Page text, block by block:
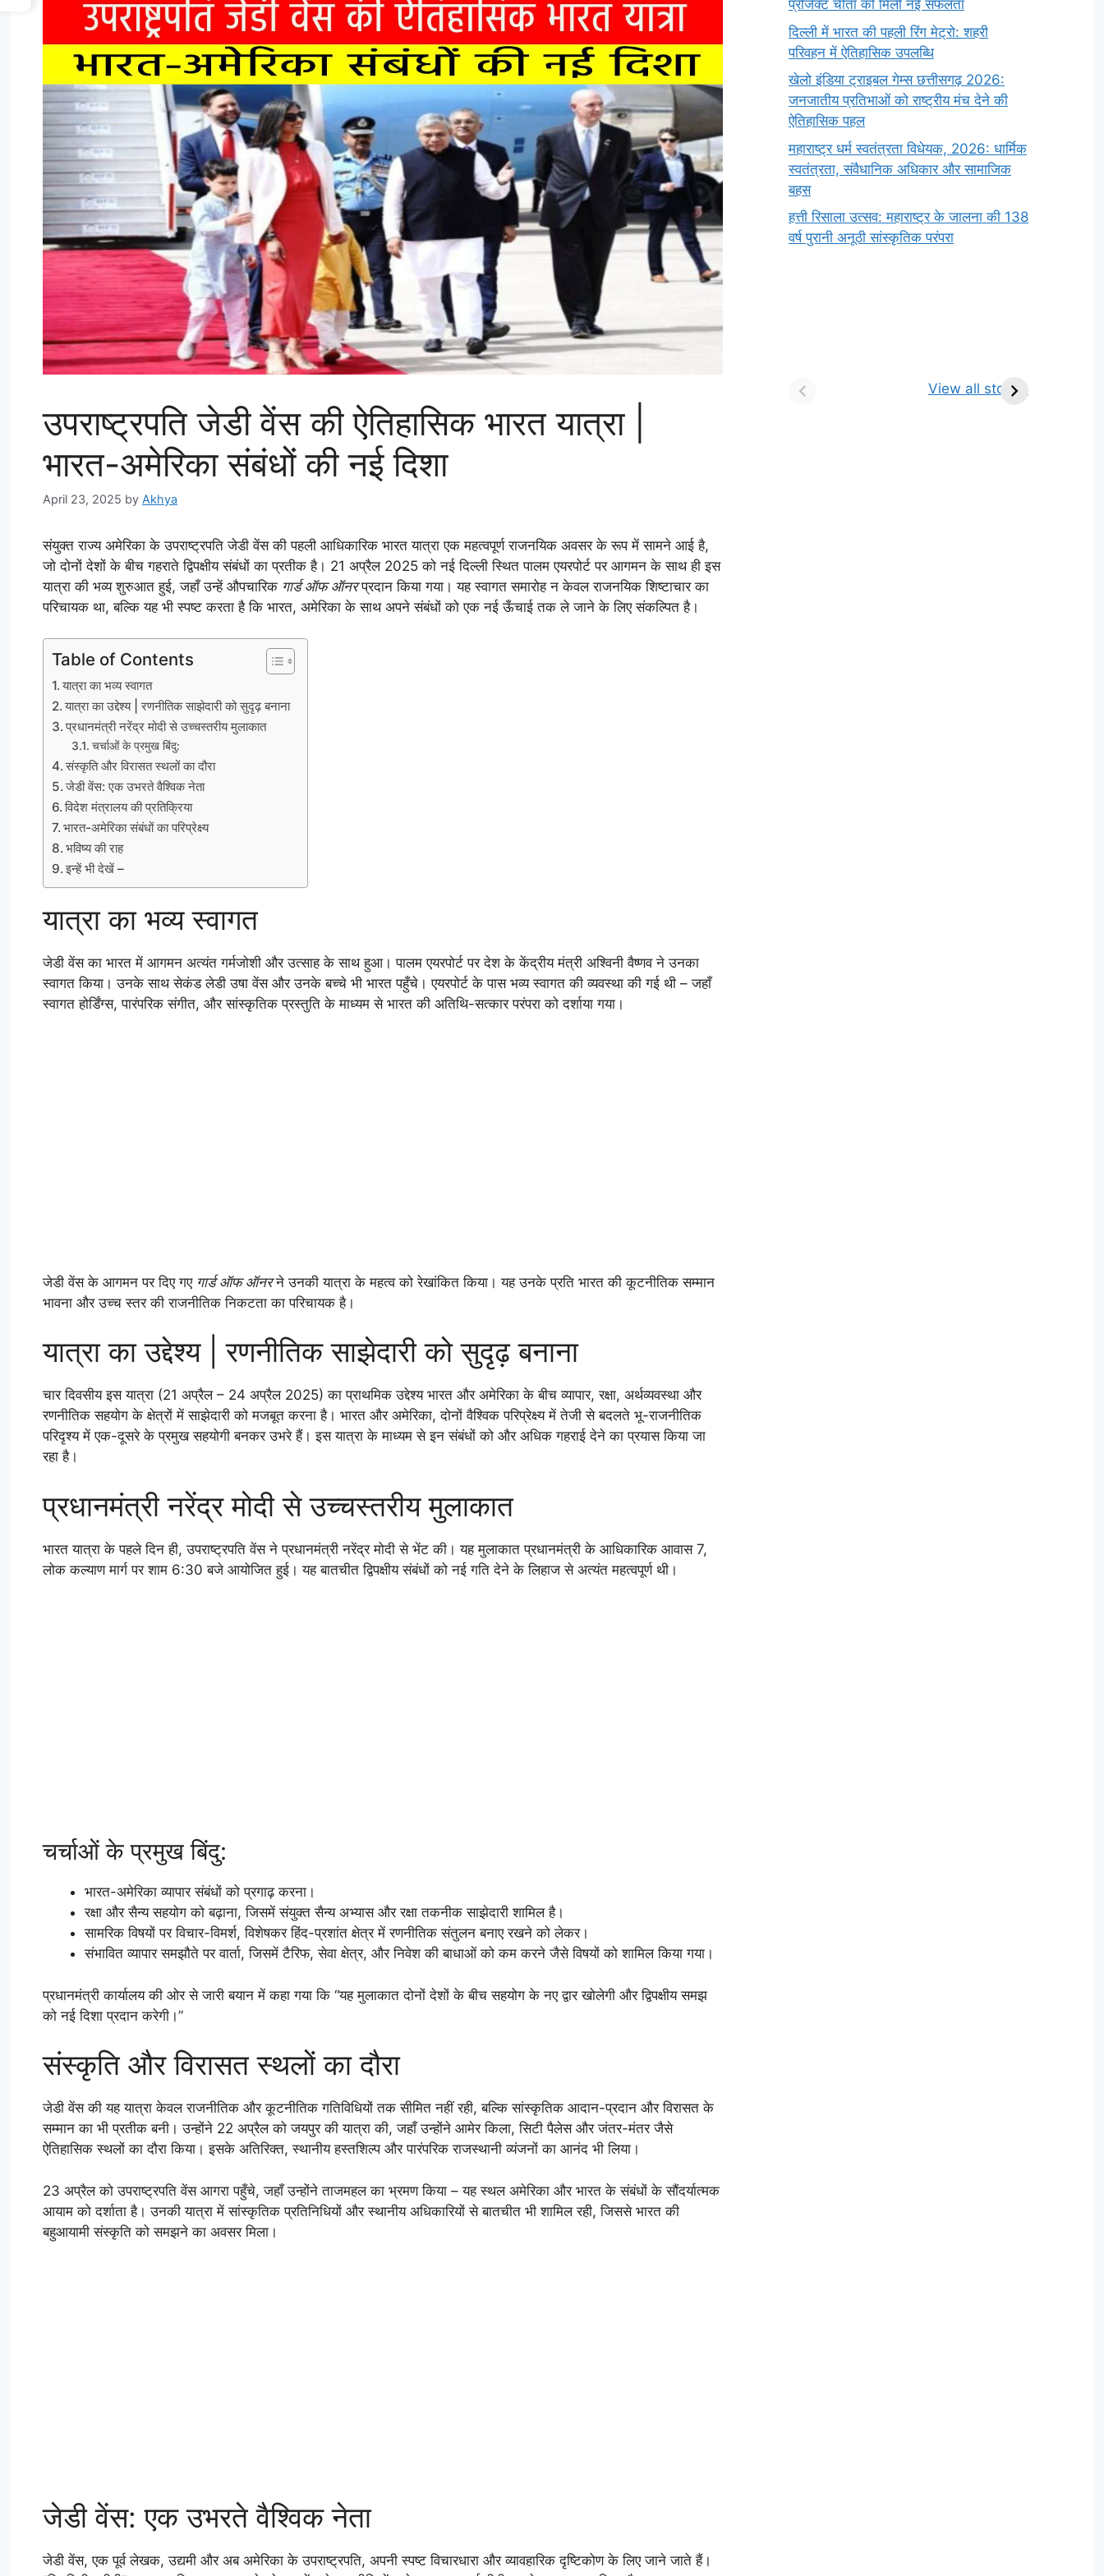
उपराष्ट्रपति जेडी वेंस की ऐतिहासिक भारत यात्रा |
भारत-अमेरिका संबंधों की नई दिशा
April 23, 2025 by Akhya
संयुक्त राज्य अमेरिका के उपराष्ट्रपति जेडी वेंस की पहली आधिकारिक भारत यात्रा एक महत्वपूर्ण राजनयिक अवसर के रूप में सामने आई है,
जो दोनों देशों के बीच गहराते द्विपक्षीय संबंधों का प्रतीक है। 21 अप्रैल 2025 को नई दिल्ली स्थित पालम एयरपोर्ट पर आगमन के साथ ही इस
यात्रा की भव्य शुरुआत हुई, जहाँ उन्हें औपचारिक गार्ड ऑफ ऑनरप्रदान किया गया। यह स्वागत समारोह न केवल राजनयिक शिष्टाचार का
परिचायक था, बल्कि यह भी स्पष्ट करता है कि भारत, अमेरिका के साथ अपने संबंधों को एक नई ऊँचाई तक ले जाने के लिए संकल्पित है।
Table of Contents
यात्रा का भव्य स्वागत
यात्रा का उद्देश्य | रणनीतिक साझेदारी को सुदृढ़ बनाना
प्रधानमंत्री नरेंद्र मोदी से उच्चस्तरीय मुलाकात
चर्चाओं के प्रमुख बिंदु:
संस्कृति और विरासत स्थलों का दौरा
जेडी वेंस: एक उभरते वैश्विक नेता
विदेश मंत्रालय की प्रतिक्रिया
भारत-अमेरिका संबंधों का परिप्रेक्ष्य
भविष्य की राह
इन्हें भी देखें –
यात्रा का भव्य स्वागत
जेडी वेंस का भारत में आगमन अत्यंत गर्मजोशी और उत्साह के साथ हुआ। पालम एयरपोर्ट पर देश के केंद्रीय मंत्री अश्विनी वैष्णव ने उनका
स्वागत किया। उनके साथ सेकंड लेडी उषा वेंस और उनके बच्चे भी भारत पहुँचे। एयरपोर्ट के पास भव्य स्वागत की व्यवस्था की गई थी – जहाँ
स्वागत होर्डिंग्स, पारंपरिक संगीत, और सांस्कृतिक प्रस्तुति के माध्यम से भारत की अतिथि-सत्कार परंपरा को दर्शाया गया।
जेडी वेंस के आगमन पर दिए गए गार्ड ऑफ ऑनरने उनकी यात्रा के महत्व को रेखांकित किया। यह उनके प्रति भारत की कूटनीतिक सम्मान
भावना और उच्च स्तर की राजनीतिक निकटता का परिचायक है।
यात्रा का उद्देश्य | रणनीतिक साझेदारी को सुदृढ़ बनाना
चार दिवसीय इस यात्रा (21 अप्रैल – 24 अप्रैल 2025) का प्राथमिक उद्देश्य भारत और अमेरिका के बीच व्यापार, रक्षा, अर्थव्यवस्था और
रणनीतिक सहयोग के क्षेत्रों में साझेदारी को मजबूत करना है। भारत और अमेरिका, दोनों वैश्विक परिप्रेक्ष्य में तेजी से बदलते भू-राजनीतिक
परिदृश्य में एक-दूसरे के प्रमुख सहयोगी बनकर उभरे हैं। इस यात्रा के माध्यम से इन संबंधों को और अधिक गहराई देने का प्रयास किया जा
रहा है।
प्रधानमंत्री नरेंद्र मोदी से उच्चस्तरीय मुलाकात
भारत यात्रा के पहले दिन ही, उपराष्ट्रपति वेंस ने प्रधानमंत्री नरेंद्र मोदी से भेंट की। यह मुलाकात प्रधानमंत्री के आधिकारिक आवास 7,
लोक कल्याण मार्ग पर शाम 6:30 बजे आयोजित हुई। यह बातचीत द्विपक्षीय संबंधों को नई गति देने के लिहाज से अत्यंत महत्वपूर्ण थी।
चर्चाओं के प्रमुख बिंदु:
भारत-अमेरिका व्यापार संबंधों को प्रगाढ़ करना।
रक्षा और सैन्य सहयोग को बढ़ाना, जिसमें संयुक्त सैन्य अभ्यास और रक्षा तकनीक साझेदारी शामिल है।
सामरिक विषयों पर विचार-विमर्श, विशेषकर हिंद-प्रशांत क्षेत्र में रणनीतिक संतुलन बनाए रखने को लेकर।
संभावित व्यापार समझौते पर वार्ता, जिसमें टैरिफ, सेवा क्षेत्र, और निवेश की बाधाओं को कम करने जैसे विषयों को शामिल किया गया।
प्रधानमंत्री कार्यालय की ओर से जारी बयान में कहा गया कि “यह मुलाकात दोनों देशों के बीच सहयोग के नए द्वार खोलेगी और द्विपक्षीय समझ
को नई दिशा प्रदान करेगी।”
संस्कृति और विरासत स्थलों का दौरा
जेडी वेंस की यह यात्रा केवल राजनीतिक और कूटनीतिक गतिविधियों तक सीमित नहीं रही, बल्कि सांस्कृतिक आदान-प्रदान और विरासत के
सम्मान का भी प्रतीक बनी। उन्होंने 22 अप्रैल को जयपुर की यात्रा की, जहाँ उन्होंने आमेर किला, सिटी पैलेस और जंतर-मंतर जैसे
ऐतिहासिक स्थलों का दौरा किया। इसके अतिरिक्त, स्थानीय हस्तशिल्प और पारंपरिक राजस्थानी व्यंजनों का आनंद भी लिया।
23 अप्रैल को उपराष्ट्रपति वेंस आगरा पहुँचे, जहाँ उन्होंने ताजमहल का भ्रमण किया – यह स्थल अमेरिका और भारत के संबंधों के सौंदर्यात्मक
आयाम को दर्शाता है। उनकी यात्रा में सांस्कृतिक प्रतिनिधियों और स्थानीय अधिकारियों से बातचीत भी शामिल रही, जिससे भारत की
बहुआयामी संस्कृति को समझने का अवसर मिला।
जेडी वेंस: एक उभरते वैश्विक नेता
जेडी वेंस, एक पूर्व लेखक, उद्यमी और अब अमेरिका के उपराष्ट्रपति, अपनी स्पष्ट विचारधारा और व्यावहारिक दृष्टिकोण के लिए जाने जाते हैं।
प्रोजेक्ट चीता को मिली नई सफलता
दिल्ली में भारत की पहली रिंग मेट्रो: शहरी
परिवहन में ऐतिहासिक उपलब्धि
खेलो इंडिया ट्राइबल गेम्स छत्तीसगढ़ 2026:
जनजातीय प्रतिभाओं को राष्ट्रीय मंच देने की
ऐतिहासिक पहल
महाराष्ट्र धर्म स्वतंत्रता विधेयक, 2026: धार्मिक
स्वतंत्रता, संवैधानिक अधिकार और सामाजिक
बहस
हत्ती रिसाला उत्सव: महाराष्ट्र के जालना की 138
वर्ष पुरानी अनूठी सांस्कृतिक परंपरा
View all stories
किसे कहते है? परिभाषा,
ज्योतिर्लिंग | नाम, स्थान एवं